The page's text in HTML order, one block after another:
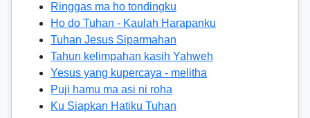
Ringgas ma ho tondingku
Ho do Tuhan - Kaulah Harapanku
Tuhan Jesus Siparmahan
Tahun kelimpahan kasih Yahweh
Yesus yang kupercaya - melitha
Puji hamu ma asi ni roha
Ku Siapkan Hatiku Tuhan